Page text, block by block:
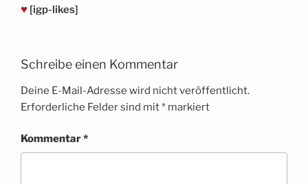
♥ [igp-likes]
Schreibe einen Kommentar
Deine E-Mail-Adresse wird nicht veröffentlicht.
Erforderliche Felder sind mit* markiert
Kommentar*